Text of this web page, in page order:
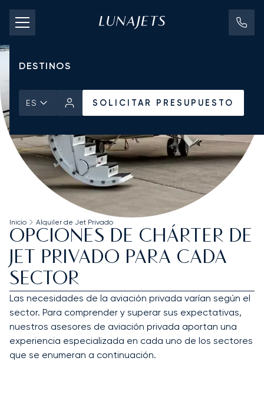
TARIFAS DE CHÁRTER
JETS PRIVADOS
DESTINOS
ES SOLICITAR PRESUPUESTO
Inicio Alquiler de Jet Privado
OPCIONES DE CHÁRTER DE
JET PRIVADO PARA CADA
SECTOR
Las necesidades de la aviación privada varían según el
sector. Para comprender y superar sus expectativas,
nuestros asesores de aviación privada aportan una
experiencia especializada en cada uno de los sectores
que se enumeran a continuación.